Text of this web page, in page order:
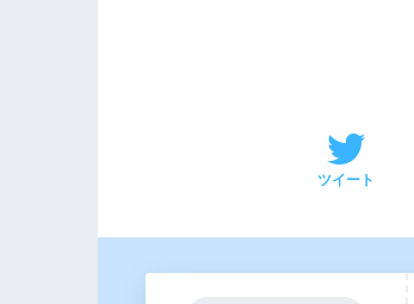
ツイート